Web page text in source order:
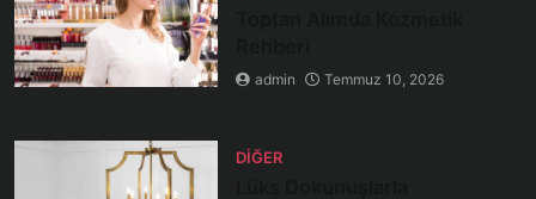
admin Temmuz 10, 2026
DIĞER